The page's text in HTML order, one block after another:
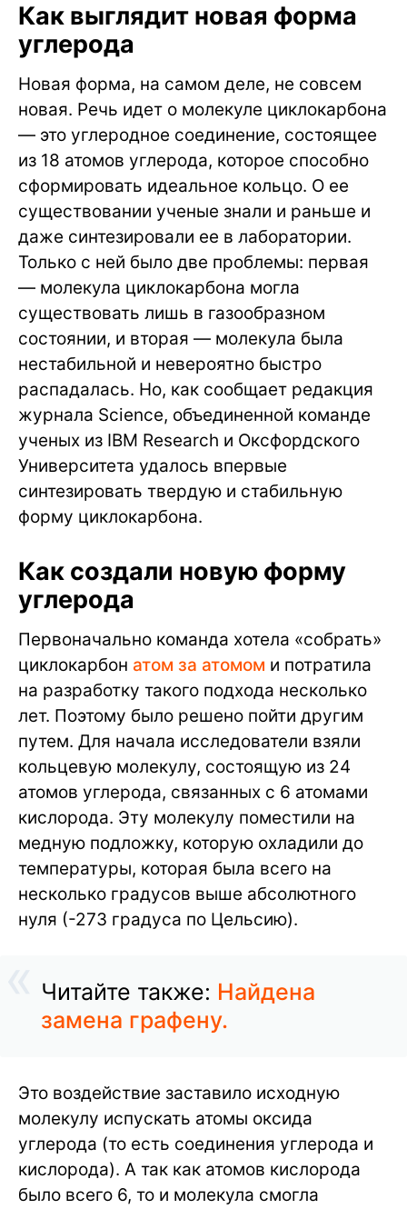
Как выглядит новая форма
углерода
Новая форма, на самом деле, не совсем
новая. Речь идет о молекуле циклокарбона
— это углеродное соединение, состоящее
из 18 атомов углерода, которое способно
сформировать идеальное кольцо. О ее
существовании ученые знали и раньше и
даже синтезировали ее в лаборатории.
Только с ней было две проблемы: первая
— молекула циклокарбона могла
существовать лишь в газообразном
состоянии, и вторая — молекула была
нестабильной и невероятно быстро
распадалась. Но, как сообщает редакция
журнала Science, объединенной команде
ученых из IBM Research и Оксфордского
Университета удалось впервые
синтезировать твердую и стабильную
форму циклокарбона.
Как создали новую форму
углерода
Первоначально команда хотела «собрать»
циклокарбон атом за атомом и потратила
на разработку такого подхода несколько
лет. Поэтому было решено пойти другим
путем. Для начала исследователи взяли
кольцевую молекулу, состоящую из 24
атомов углерода, связанных с 6 атомами
кислорода. Эту молекулу поместили на
медную подложку, которую охладили до
температуры, которая была всего на
несколько градусов выше абсолютного
нуля (-273 градуса по Цельсию).
Читайте также: Найдена
замена графену.
Это воздействие заставило исходную
молекулу испускать атомы оксида
углерода (то есть соединения углерода и
кислорода). А так как атомов кислорода
было всего 6, то и молекула смогла